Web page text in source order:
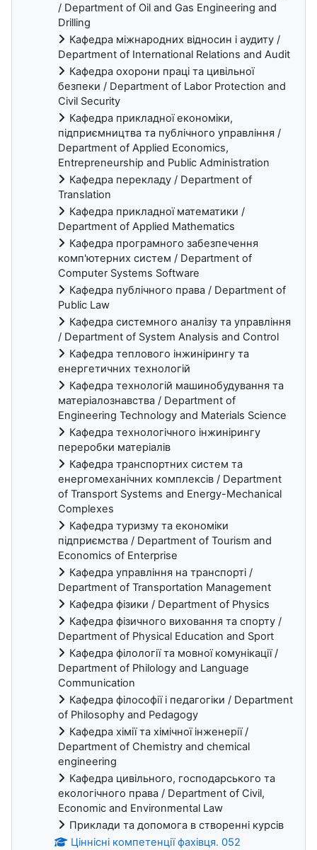
/ Department of Oil and Gas Engineering and
Drilling
Кафедра міжнародних відносин і аудиту /
Department of International Relations and Audit
Кафедра охорони праці та цивільної
безпеки / Department of Labor Protection and
Civil Security
Кафедра прикладної економіки,
підприємництва та публічного управління /
Department of Applied Economics,
Entrepreneurship and Public Administration
Кафедра перекладу / Department of
Translation
Кафедра прикладної математики /
Department of Applied Mathematics
Кафедра програмного забезпечення
комп'ютерних систем / Department of
Computer Systems Software
Кафедра публічного права / Department of
Public Law
Кафедра системного аналізу та управління
/ Department of System Analysis and Control
Кафедра теплового інжинірингу та
енергетичних технологій
Кафедра технологій машинобудування та
матеріалознавства / Department of
Engineering Technology and Materials Science
Кафедра технологічного інжинірингу
переробки матеріалів
Кафедра транспортних систем та
енергомеханічних комплексів / Department
of Transport Systems and Energy-Mechanical
Complexes
Кафедра туризму та економіки
підприємства / Department of Tourism and
Economics of Enterprise
Кафедра управління на транспорті /
Department of Transportation Management
Кафедра фізики / Department of Physics
Кафедра фізичного виховання та спорту /
Department of Physical Education and Sport
Кафедра філології та мовної комунікації /
Department of Philology and Language
Communication
Кафедра філософії і педагогіки / Department
of Philosophy and Pedagogy
Кафедра хімії та хімічної інженерії /
Department of Chemistry and chemical
engineering
Кафедра цивільного, господарського та
екологічного права / Department of Civil,
Economic and Environmental Law
Приклади та допомога в створенні курсів
Ціннісні компетенції фахівця. 052